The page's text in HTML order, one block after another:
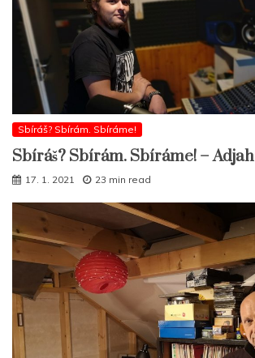
Sbíráš? Sbírám. Sbíráme!
Sbíráš? Sbírám. Sbíráme! – Adjah
17. 1. 2021 23 min read